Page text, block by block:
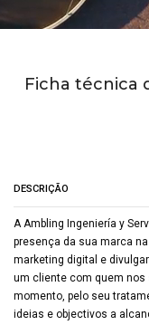
Ficha técnica
DESCRIÇÃO
A Ambling Ingeniería y
presença da sua marca
marketing digital e
um cliente com quem
momento, pelo seu
ideias e objectivos a